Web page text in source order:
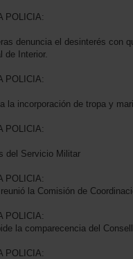
POLICIA:
denuncia el desinterés con
de Interior.
POLICIA:
la incorporación de tropa y
POLICIA:
del Servicio Militar
POLICIA:
la Comisión de
POLICIA:
la comparecencia del
POLICIA: